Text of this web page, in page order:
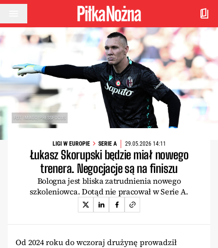
Przejdź do treści
FOT. IMAGO/PRESSFOCUS
LIGI W EUROPIE SERIE A 29.05.2026 14:11
Łukasz Skorupski będzie miał nowego
trenera. Negocjacje są na finiszu
Bologna jest bliska zatrudnienia nowego
szkoleniowca. Dotąd nie pracował w Serie A.
Od 2024 roku do wczoraj drużynę prowadził